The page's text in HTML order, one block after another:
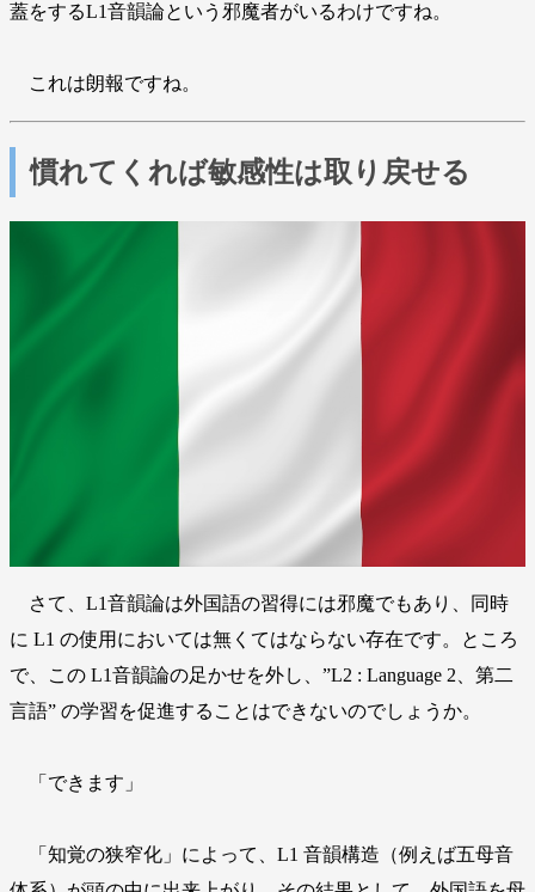
蓋をするL1音韻論という邪魔者がいるわけですね。
これは朗報ですね。
慣れてくれば敏感性は取り戻せる
さて、L1音韻論は外国語の習得には邪魔でもあり、同時
に L1 の使用においては無くてはならない存在です。ところ
で、この L1音韻論の足かせを外し、”L2 : Language 2、第二
言語” の学習を促進することはできないのでしょうか。
「できます」
「知覚の狭窄化」によって、L1 音韻構造（例えば五母音